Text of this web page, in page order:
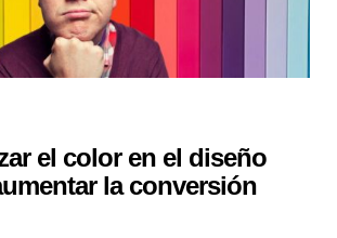
el color en el diseño
la conversión